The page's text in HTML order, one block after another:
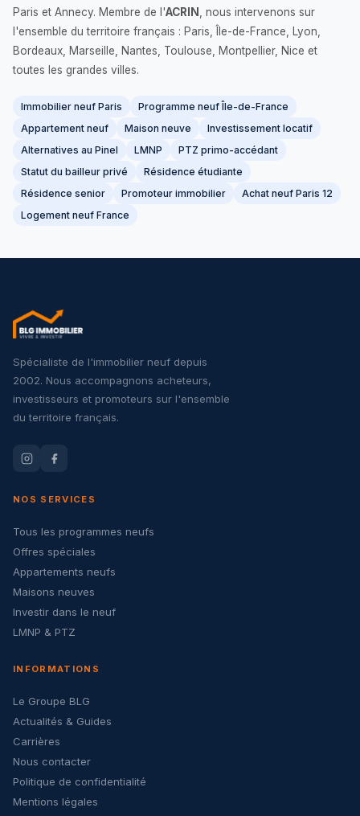
Paris et Annecy. Membre de l'ACRIN
, nous intervenons sur
l'ensemble du territoire français : Paris, Île-de-France, Lyon,
Bordeaux, Marseille, Nantes, Toulouse, Montpellier, Nice et
toutes les grandes villes.
Immobilier neuf Paris
Programme neuf Île-de-France
Appartement neuf
Maison neuve
Investissement locatif
Alternatives au Pinel
LMNP
PTZ primo-accédant
Statut du bailleur privé
Résidence étudiante
Résidence senior
Promoteur immobilier
Achat neuf Paris 12
Logement neuf France
Spécialiste de l'immobilier neuf depuis
2002. Nous accompagnons acheteurs,
investisseurs et promoteurs sur l'ensemble
du territoire français.
NOS SERVICES
Tous les programmes neufs
Offres spéciales
Appartements neufs
Maisons neuves
Investir dans le neuf
LMNP & PTZ
INFORMATIONS
Le Groupe BLG
Actualités & Guides
Carrières
Nous contacter
Politique de confidentialité
Mentions légales